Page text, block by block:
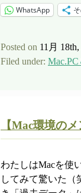
WhatsApp
Posted on 11月
Filed under:
【Mac環境の
わたしはMacを使
してみて驚いた（